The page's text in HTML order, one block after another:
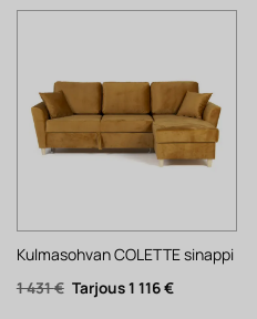
Kulmasohvan COLETTE sinappi
1 431€ Alkuperäinen
hinta
1 116€Nykyinen